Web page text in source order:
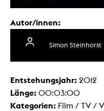
Autor/innen:
Simon Steinhorst
Entstehungsjahr: 2012
Länge: 00:03:00
Kategorien: Film / TV /